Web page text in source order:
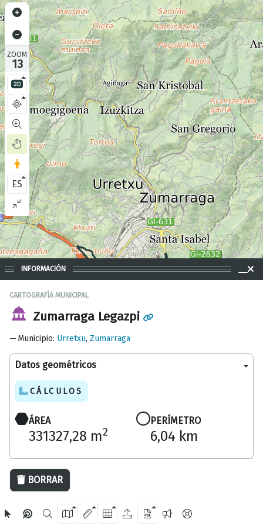
ZOOM
13
ES
OpenStreetMap
INFORMACIÓN
CARTOGRAFÍA MUNICIPAL
Zumarraga Legazpi
Municipio: Urretxu, Zumarraga
Datos geométricos
CÁLCULOS
ÁREA
331327,28 m2
PERÍMETRO
6,04 km
BORRAR